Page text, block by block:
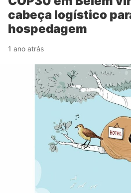
cabeça logístico
hospedagem
1 ano atrás